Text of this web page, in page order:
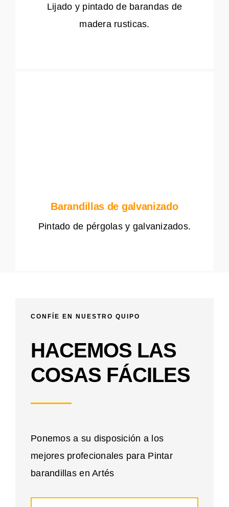
Lijado y pintado de barandas de
madera rusticas.
Barandillas de galvanizado
Pintado de pérgolas y galvanizados.
CONFÍE EN NUESTRO QUIPO
HACEMOS LAS
COSAS FÁCILES
Ponemos a su disposición a los
mejores profecionales para Pintar
barandillas en Artés